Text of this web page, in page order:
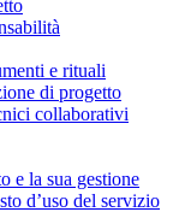
e rituali
di progetto
collaborativi
e la sua gestione
d’uso del servizio